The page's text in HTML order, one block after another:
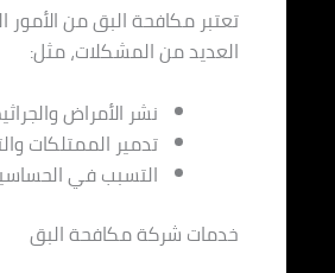
تعتبر مكافحة البق من
العديد من المشكلات، مثل:
نشر الأمراض
تدمير الممتلكات
التسبب في
خدمات شركة مكافحة البق